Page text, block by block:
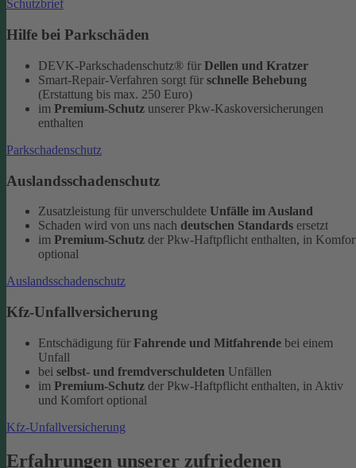
Schutzbrief
Hilfe bei Parkschäden
DEVK-Parkschadenschutz® für Dellen und Kratzer
Smart-Repair-Verfahren sorgt für schnelle Behebung
(Erstattung bis max. 250 Euro)
im Premium-Schutz unserer Pkw-Kaskoversicherungen
enthalten
Parkschadenschutz
Auslandsschadenschutz
Zusatzleistung für unverschuldete Unfälle im Ausland
Schaden wird von uns nach deutschen Standards ersetzt
im Premium-Schutz der Pkw-Haftpflicht enthalten, in
optional
Auslandsschadenschutz
Kfz-Unfallversicherung
Entschädigung für Fahrende und Mitfahrende bei einem
Unfall
bei selbst- und fremdverschuldeten Unfällen
im Premium-Schutz der Pkw-Haftpflicht enthalten, in Aktiv
und Komfort optional
Kfz-Unfallversicherung
Erfahrungen unserer zufriedenen